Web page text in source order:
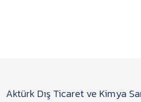
Aktürk Dış Ticaret ve Kimya